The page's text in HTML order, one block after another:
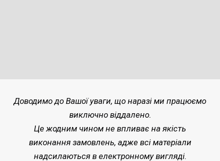
Доводимо до Вашої уваги, що наразі ми працюємо
виключно віддалено.
Це жодним чином не впливає на якість
виконання замовлень, адже всі матеріали
надсилаються в електронному вигляді.